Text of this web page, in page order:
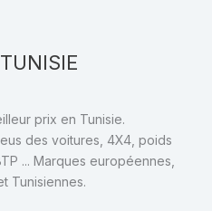
prix en Tunisie.
des voitures, 4X4, poids
... Marques européennes,
Tunisiennes.